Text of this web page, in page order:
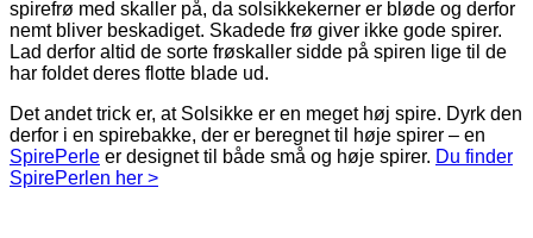
spirefrø med skaller på, da solsikkekerner er bløde og derfor
nemt bliver beskadiget. Skadede frø giver ikke gode spirer.
Lad derfor altid de sorte frøskaller sidde på spiren lige til de
har foldet deres flotte blade ud.
Det andet trick er, at Solsikke er en meget høj spire. Dyrk den
derfor i en spirebakke, der er beregnet til høje spirer – en
SpirePerle er designet til både små og høje spirer. Du finder
SpirePerlen her >